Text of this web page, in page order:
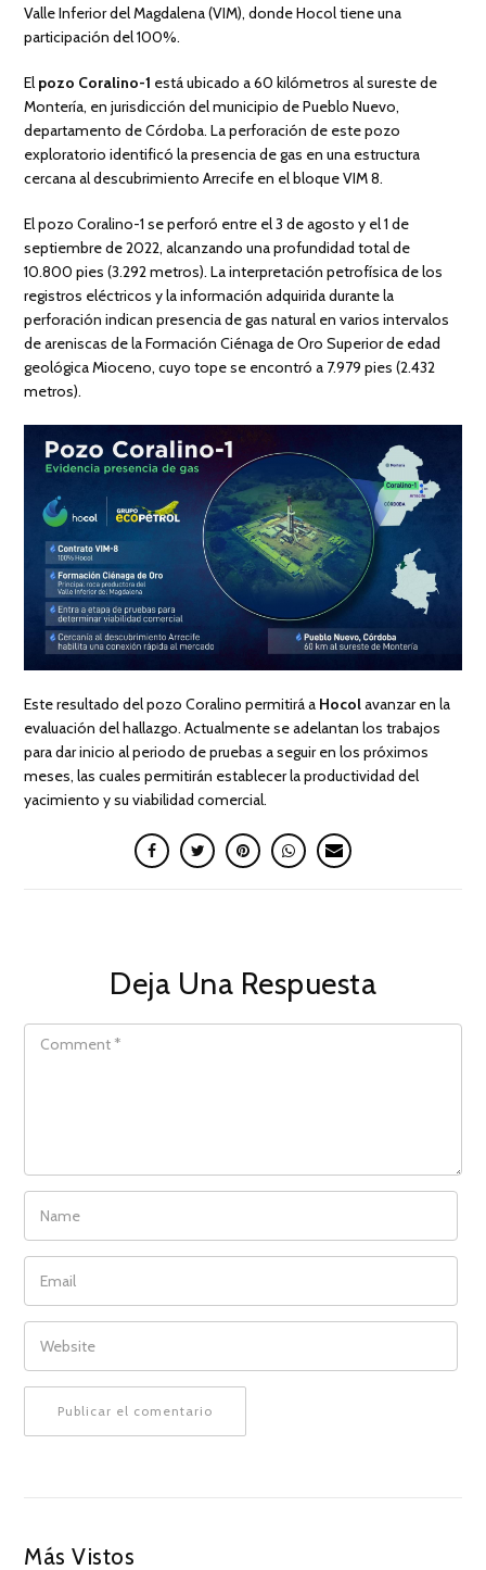
Valle Inferior del Magdalena (VIM), donde Hocol tiene una
participación del 100%.
El pozo Coralino-1 está ubicado a 60 kilómetros al sureste de
Montería, en jurisdicción del municipio de Pueblo Nuevo,
departamento de Córdoba. La perforación de este pozo
exploratorio identificó la presencia de gas en una estructura
cercana al descubrimiento Arrecife en el bloque VIM 8.
El pozo Coralino-1 se perforó entre el 3 de agosto y el 1 de
septiembre de 2022, alcanzando una profundidad total de
10.800 pies (3.292 metros). La interpretación petrofísica de los
registros eléctricos y la información adquirida durante la
perforación indican presencia de gas natural en varios intervalos
de areniscas de la Formación Ciénaga de Oro Superior de edad
geológica Mioceno, cuyo tope se encontró a 7.979 pies (2.432
metros).
Este resultado del pozo Coralino permitirá a Hocolavanzar en la
evaluación del hallazgo. Actualmente se adelantan los trabajos
para dar inicio al periodo de pruebas a seguir en los próximos
meses, las cuales permitirán establecer la productividad del
yacimiento y su viabilidad comercial.
Deja Una Respuesta
COMMENT
NAME
EMAIL
WEBSITE
Más Vistos